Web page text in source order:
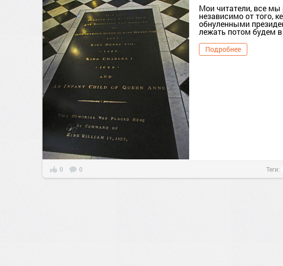
Мои читатели, все мы
независимо от того,
обнуленными
лежать потом будем
Подробнее
0 0 Теги: